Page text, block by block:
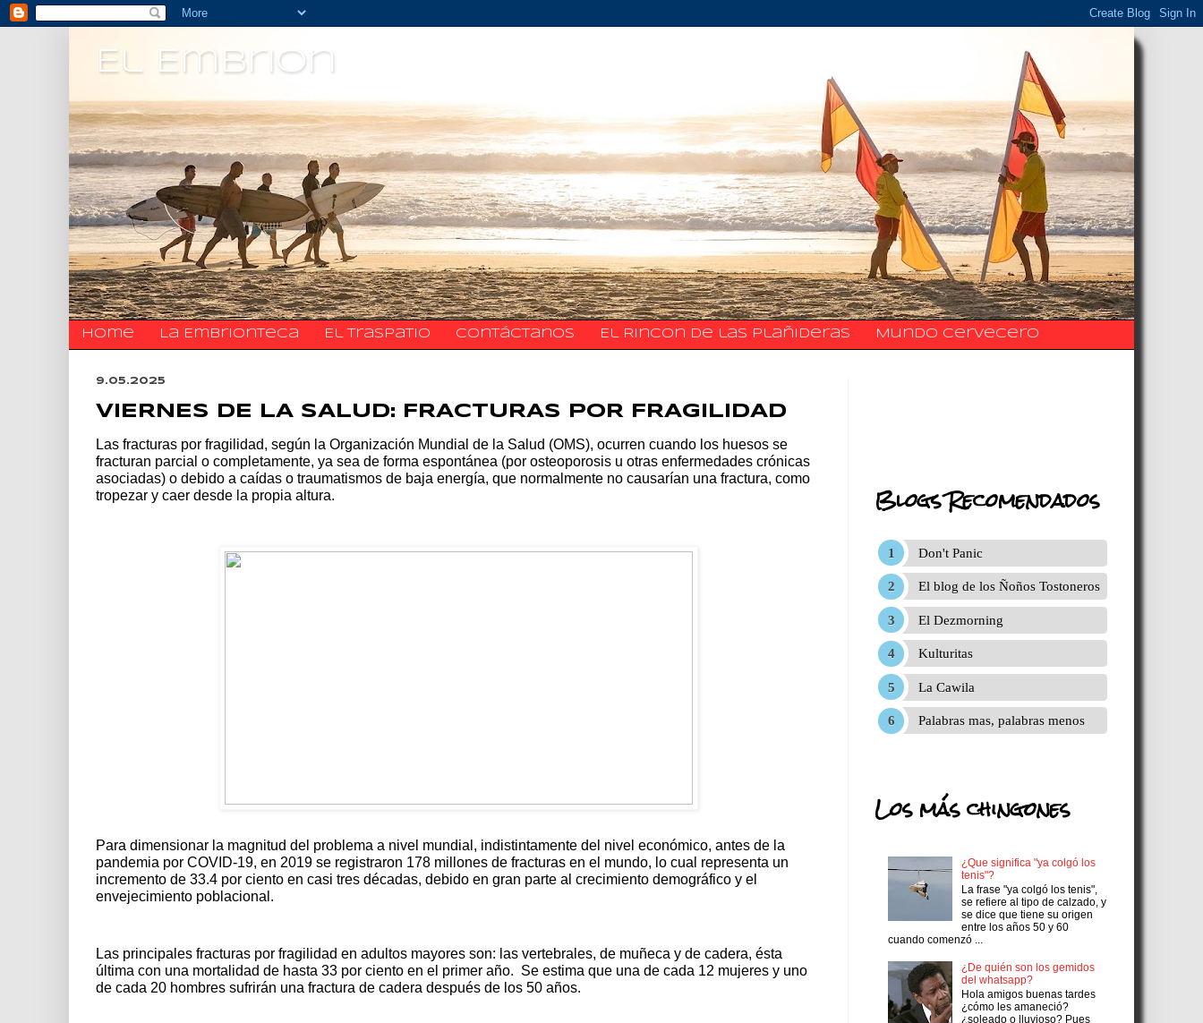
El Embrion
Home La Embrionteca El traspatio ​​​​​​​​​Contáctanos El Rincon de las Plañideras Mundo Cervecero
9.05.2025
VIERNES DE LA SALUD: FRACTURAS POR FRAGILIDAD
Las fracturas por fragilidad, según la Organización Mundial de la Salud (OMS), ocurren cuando los huesos se
fracturan parcial o completamente, ya sea de forma espontánea (por osteoporosis u otras enfermedades crónicas
asociadas) o debido a caídas o traumatismos de baja energía, que normalmente no causarían una fractura, como
tropezar y caer desde la propia altura.
Para dimensionar la magnitud del problema a nivel mundial, indistintamente del nivel económico, antes de la
pandemia por COVID-19, en 2019 se registraron 178 millones de fracturas en el mundo, lo cual representa un
incremento de 33.4 por ciento en casi tres décadas, debido en gran parte al crecimiento demográfico y el
envejecimiento poblacional.
Las principales fracturas por fragilidad en adultos mayores son: las vertebrales, de muñeca y de cadera, ésta
última con una mortalidad de hasta 33 por ciento en el primer año. Se estima que una de cada 12 mujeres y uno
de cada 20 hombres sufrirán una fractura de cadera después de los 50 años.
Blogs Recomendados
Don't Panic
El blog de los Ñoños Tostoneros
El Dezmorning
Kulturitas
La Cawila
Palabras mas, palabras menos
Los más chingones
¿Que significa "ya colgó los
tenis"?
La frase "ya colgó los tenis",
se refiere al tipo de calzado, y
se dice que tiene su origen
entre los años 50 y 60
cuando comenzó ...
¿De quién son los gemidos
del whatsapp?
Hola amigos buenas tardes
¿cómo les amaneció?
¿soleado o lluvioso? Pues